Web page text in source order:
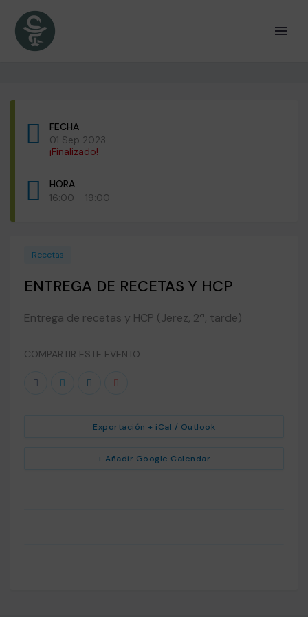
FECHA
01 Sep 2023
¡Finalizado!
HORA
16:00 - 19:00
Recetas
ENTREGA DE RECETAS Y HCP
Entrega de recetas y HCP (Jerez, 2ª, tarde)
COMPARTIR ESTE EVENTO
+ Añadir Google Calendar
Exportación + iCal / Outlook